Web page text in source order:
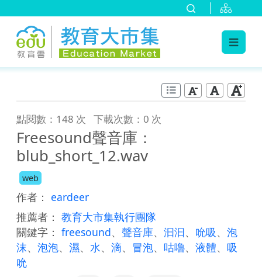
點閱數：148 次 下載次數：0 次
Freesound聲音庫：
blub_short_12.wav
web
作者： eardeer
推薦者： 教育大市集執行團隊
關鍵字： freesound、 聲音庫、 汩汩、 吮吸、 泡
沫、 泡泡、 濕、 水、 滴、 冒泡、 咕嚕、 液體、 吸
吮